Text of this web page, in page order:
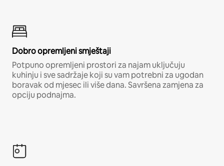
Dobro opremljeni smještaji
Potpuno opremljeni prostori za najam uključuju
kuhinju i sve sadržaje koji su vam potrebni za ugodan
boravak od mjesec ili više dana. Savršena zamjena za
opciju podnajma.